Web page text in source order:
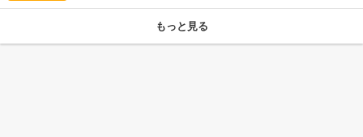
もっと見る